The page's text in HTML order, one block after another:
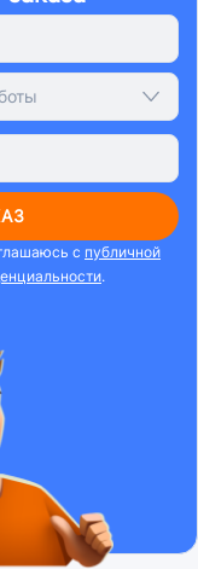
с публичной
.